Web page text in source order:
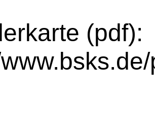
(pdf):